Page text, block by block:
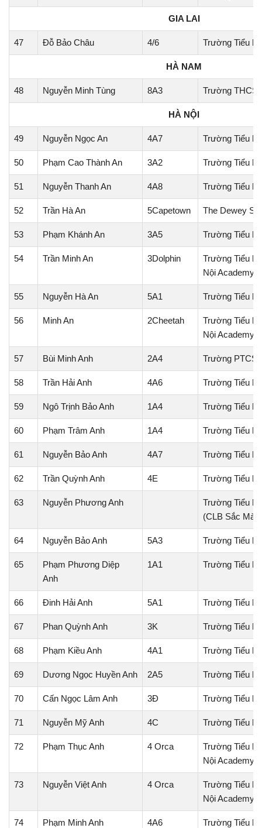
GIA LAI
47 Đỗ Bảo Châu 4/6 Trường Tiểu
HÀ NAM
48 Nguyễn Minh Tùng 8A3 Trường THCS
HÀ NỘI
49 Nguyễn Ngọc An 4A7 Trường Tiểu
50 Phạm Cao Thành An 3A2 Trường Tiểu
51 Nguyễn Thanh An 4A8 Trường Tiểu
52 Trần Hà An 5Capetown The Dewey
53 Phạm Khánh An 3A5 Trường Tiểu
54 Trần Minh An 3Dolphin
Trường Tiểu
Nội Academy
55 Nguyễn Hà An 5A1 Trường Tiểu
56 Minh An 2Cheetah
Trường Tiểu
Nội Academy
57 Bùi Minh Anh 2A4 Trường PTCS
58 Trần Hải Anh 4A6 Trường Tiểu
59 Ngô Trịnh Bảo Anh 1A4 Trường Tiểu
60 Phạm Trâm Anh 1A4 Trường Tiểu
61 Nguyễn Bảo Anh 4A7 Trường Tiểu
62 Trần Quỳnh Anh 4E Trường Tiểu
63 Nguyễn Phương Anh
Trường Tiểu
(CLB Sắc
64 Nguyễn Bảo Anh 5A3 Trường Tiểu
65
Phạm Phương Diệp
Anh
1A1 Trường Tiểu
66 Đinh Hải Anh 5A1 Trường Tiểu
67 Phan Quỳnh Anh 3K Trường Tiểu
68 Phạm Kiều Anh 4A1 Trường Tiểu
69 Dương Ngọc Huyền Anh 2A5 Trường Tiểu
70 Cấn Ngọc Lâm Anh 3Đ Trường Tiểu
71 Nguyễn Mỹ Anh 4C Trường Tiểu
72 Phạm Thục Anh 4 Orca
Trường Tiểu
Nội Academy
73 Nguyễn Việt Anh 4 Orca
Trường Tiểu
Nội Academy
74 Phạm Minh Anh 4A6 Trường Tiểu